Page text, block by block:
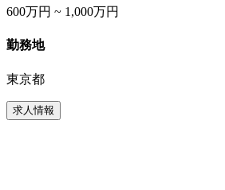
600万円 ~ 1,000万円
勤務地
東京都
求人情報